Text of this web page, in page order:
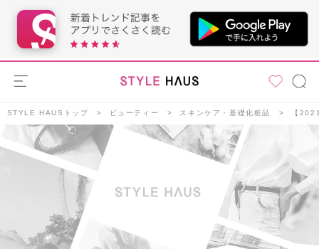
STYLE HAUSトップ ビューティー スキンケア・基礎化粧品 【